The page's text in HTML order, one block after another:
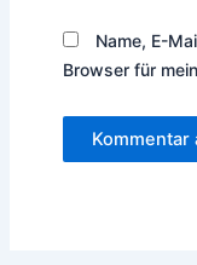
Name, E-
Browser für